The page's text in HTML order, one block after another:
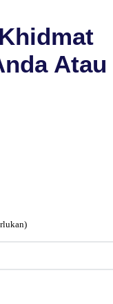
Atau